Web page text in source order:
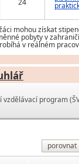
24
mohou získat
pobyty v
v reálném
program
porovnat